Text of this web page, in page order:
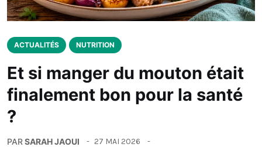
ACTUALITÉS NUTRITION
Et si manger du mouton était
finalement bon pour la santé
?
PARSARAH JAOUI 27 MAI 2026